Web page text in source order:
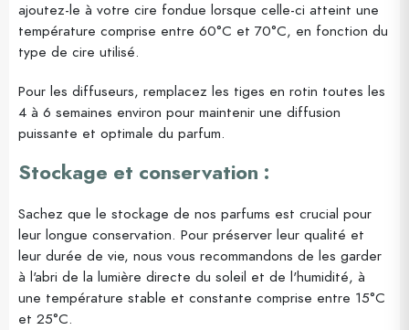
ajoutez-le à votre cire fondue lorsque celle-ci atteint une
température comprise entre 60°C et 70°C, en fonction du
type de cire utilisé.
Pour les diffuseurs, remplacez les tiges en rotin toutes les
4 à 6 semaines environ pour maintenir une diffusion
puissante et optimale du parfum.
Stockage et conservation :
Sachez que le stockage de nos parfums est crucial pour
leur longue conservation. Pour préserver leur qualité et
leur durée de vie, nous vous recommandons de les garder
à l'abri de la lumière directe du soleil et de l'humidité, à
une température stable et constante comprise entre 15°C
et 25°C.